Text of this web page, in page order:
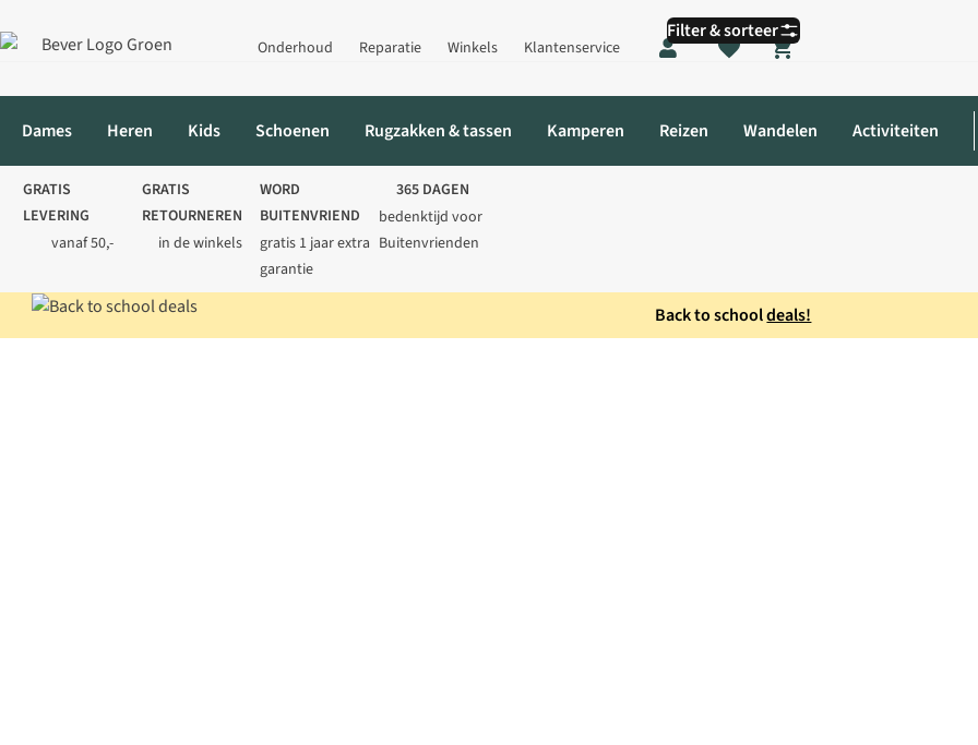
Onderhoud Reparatie Winkels Klantenservice
Shopping cart
Dames Heren Kids Schoenen Rugzakken & tassen Kamperen Reizen Wandelen Activiteiten
GRATIS
LEVERING
vanaf 50,-
GRATIS
RETOURNEREN
in de winkels
WORD
BUITENVRIEND
gratis 1 jaar extra
garantie
365 DAGEN
bedenktijd voor
Buitenvrienden
Back to schooldeals!
Filter & sorteer